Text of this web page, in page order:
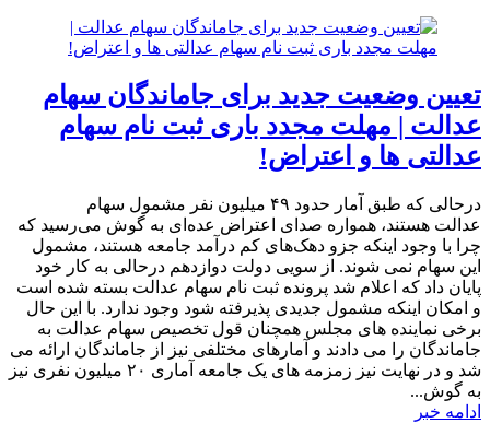
تعیین وضعیت جدید برای جاماندگان سهام
عدالت | مهلت مجدد باری ثبت نام سهام
عدالتی ها و اعتراض!
درحالی که طبق آمار حدود ۴۹ میلیون نفر مشمول سهام
عدالت هستند، همواره صدای اعتراض عده‌ای به گوش می‌رسید که
چرا با وجود اینکه جزو دهک‌های کم درآمد جامعه هستند، مشمول
این سهام نمی شوند. از سویی دولت دوازدهم درحالی به کار خود
پایان داد که اعلام شد پرونده ثبت نام سهام عدالت بسته شده است
و امکان اینکه مشمول جدیدی پذیرفته شود وجود ندارد. با این حال
برخی نماینده های مجلس همچنان قول تخصیص سهام عدالت به
جاماندگان را می دادند و آمارهای مختلفی نیز از جاماندگان ارائه می
شد و در نهایت نیز زمزمه های یک جامعه آماری ۲۰ میلیون نفری نیز
به گوش...
ادامه خبر